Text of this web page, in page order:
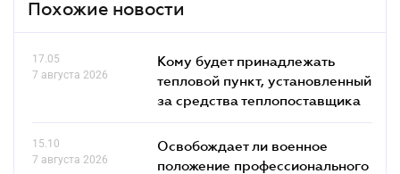
Похожие новости
17.05
7 августа 2026
Кому будет принадлежать
тепловой пункт, установленный
за средства теплопоставщика
15.10
7 августа 2026
Освобождает ли военное
положение профессионального